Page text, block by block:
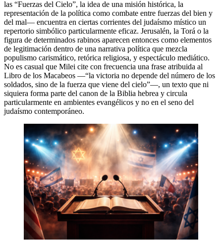
las “Fuerzas del Cielo”, la idea de una misión histórica, la
representación de la política como combate entre fuerzas del bien y
del mal— encuentra en ciertas corrientes del judaísmo místico un
repertorio simbólico particularmente eficaz. Jerusalén, la Torá o la
figura de determinados rabinos aparecen entonces como elementos
de legitimación dentro de una narrativa política que mezcla
populismo carismático, retórica religiosa, y espectáculo mediático.
No es casual que Milei cite con frecuencia una frase atribuida al
Libro de los Macabeos —“la victoria no depende del número de los
soldados, sino de la fuerza que viene del cielo”—, un texto que ni
siquiera forma parte del canon de la Biblia hebrea y circula
particularmente en ambientes evangélicos y no en el seno del
judaísmo contemporáneo.